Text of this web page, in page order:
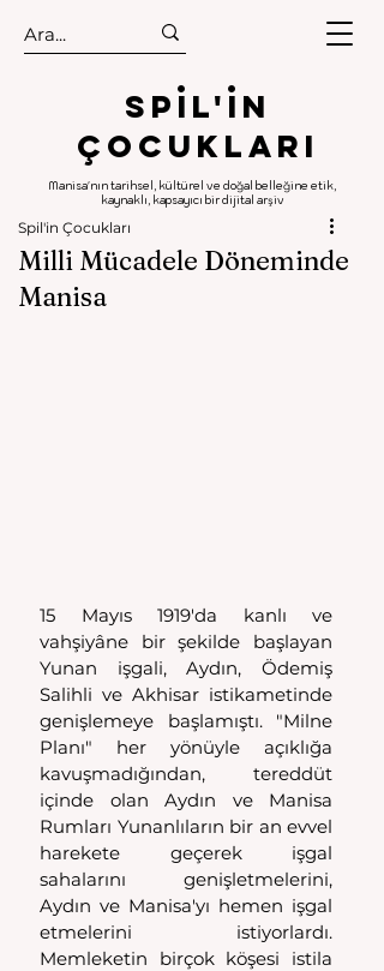
.
.
Spıl'in
Çocukları
Manisa'nın tarihsel, kültürel ve doğal belleğine etik,
kaynaklı, kapsayıcı bir dijital arşiv
Milli Mücadele Döneminde
Manisa
Spil'in Çocukları
15 Mayıs 1919'da kanlı ve
vahşiyâne bir şekilde başlayan
Yunan işgali, Aydın, Ödemiş
Salihli ve Akhisar istikametinde
genişlemeye başlamıştı. "Milne
Planı" her yönüyle açıklığa
kavuşmadığından, tereddüt
içinde olan Aydın ve Manisa
Rumları Yunanlıların bir an evvel
harekete geçerek işgal
sahalarını genişletmelerini,
Aydın ve Manisa'yı hemen işgal
etmelerini istiyorlardı.
Memleketin birçok köşesi istila